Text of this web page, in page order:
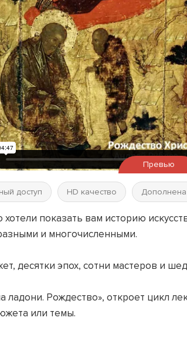
Превью
доступ HD качество
показать вам историю
и многочисленными.
десятки эпох, сотни мастеров и
ладони. Рождество», откроет цикл
или темы.